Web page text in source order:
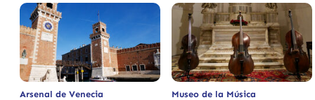
Arsenal de Venecia Museo de la Música